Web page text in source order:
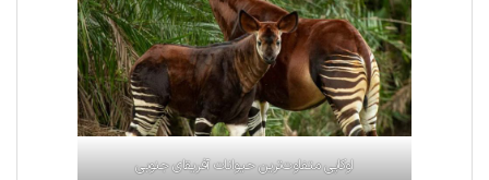
اوکاپی متفاوت‌ترین حیوانات آفریقای جنوبی